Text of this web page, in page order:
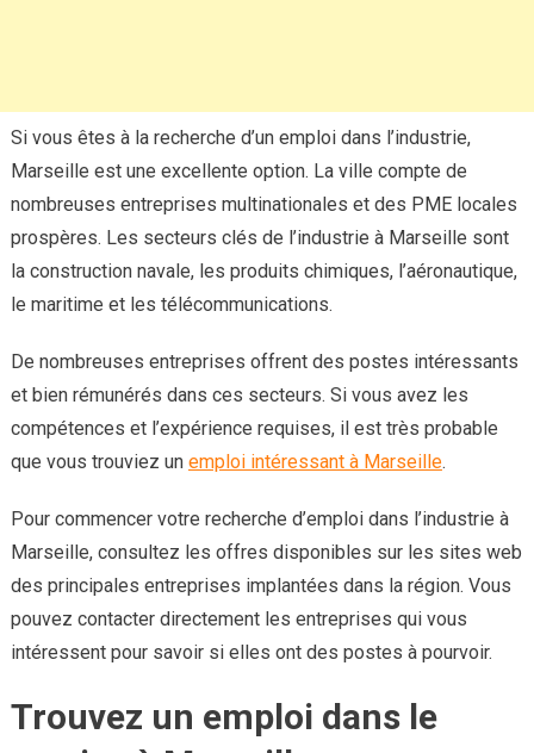
Si vous êtes à la recherche d’un emploi dans l’industrie,
Marseille est une excellente option. La ville compte de
nombreuses entreprises multinationales et des PME locales
prospères. Les secteurs clés de l’industrie à Marseille sont
la construction navale, les produits chimiques, l’aéronautique,
le maritime et les télécommunications.
De nombreuses entreprises offrent des postes intéressants
et bien rémunérés dans ces secteurs. Si vous avez les
compétences et l’expérience requises, il est très probable
que vous trouviez un emploi intéressant à Marseille.
Pour commencer votre recherche d’emploi dans l’industrie à
Marseille, consultez les offres disponibles sur les sites web
des principales entreprises implantées dans la région. Vous
pouvez contacter directement les entreprises qui vous
intéressent pour savoir si elles ont des postes à pourvoir.
Trouvez un emploi dans le